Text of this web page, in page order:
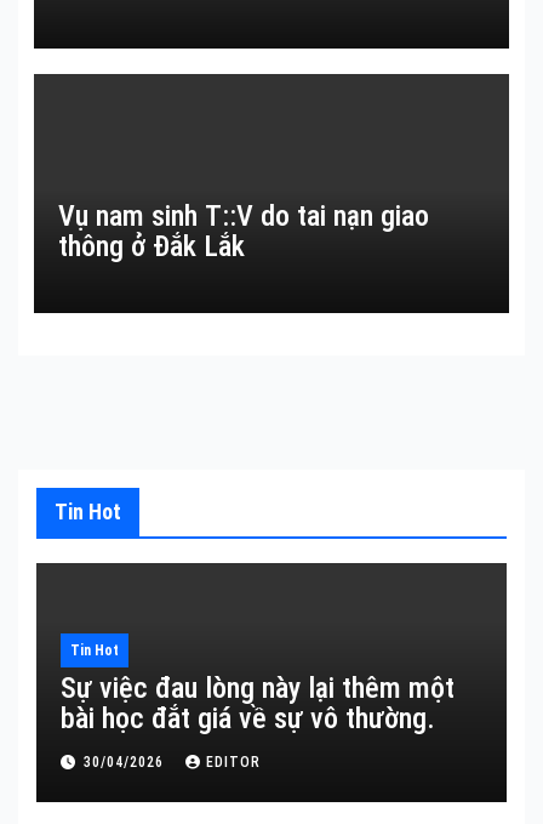
Vụ nam sinh T::V do tai nạn giao
thông ở Đắk Lắk
Tin Hot
Tin Hot
Sự việc đau lòng này lại thêm một
bài học đắt giá về sự vô thường.
30/04/2026 EDITOR